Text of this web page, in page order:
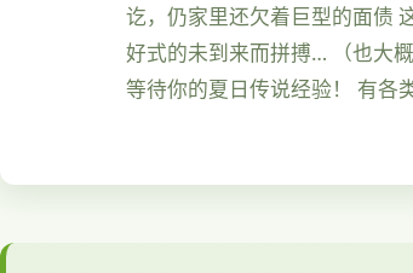
讫，仍家里还欠着巨型的面债
好式的未到来而拼搏… （也大
等待你的夏日传说经验！ 有各